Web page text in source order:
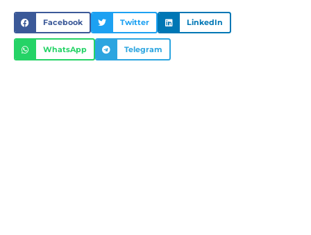
Facebook Twitter LinkedIn
WhatsApp Telegram